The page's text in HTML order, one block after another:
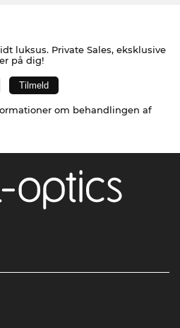
luksus. Private Sales, eksklusive
på dig!
om behandlingen af